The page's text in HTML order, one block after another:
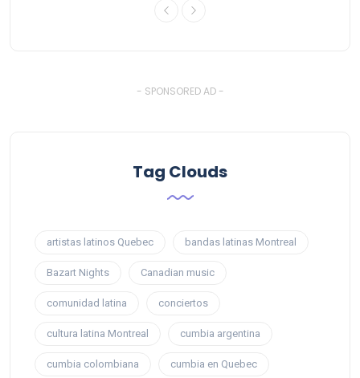
- SPONSORED AD -
Tag Clouds
artistas latinos Quebec bandas latinas Montreal
Bazart Nights Canadian music
comunidad latina conciertos
cultura latina Montreal cumbia argentina
cumbia colombiana cumbia en Quebec